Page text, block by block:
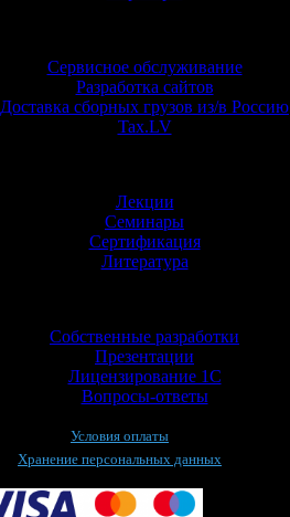
Сервисное обслуживание
Разработка сайтов
Доставка сборных грузов из/в Россию
Tax.LV
Лекции
Семинары
Сертификация
Литература
Собственные разработки
Презентации
Лицензирование 1С
Вопросы-ответы
Условия оплаты
Хранение персональных данных